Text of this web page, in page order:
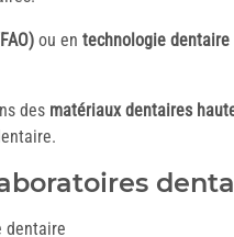
ou en technologie
des matériaux dentaires
dentaire